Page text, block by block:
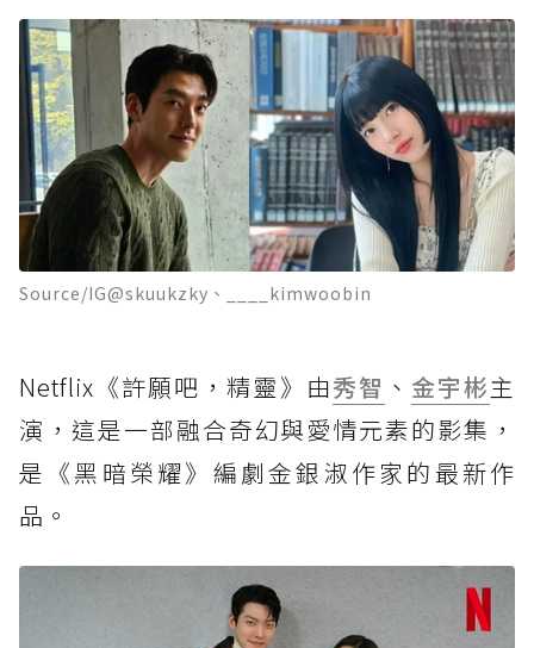
Source/IG@skuukzky、____kimwoobin
Netflix《許願吧，精靈》由秀智 、 金宇彬主
演，這是一部融合奇幻與愛情元素的影集，
是《黑暗榮耀》編劇金銀淑作家的最新作
品。